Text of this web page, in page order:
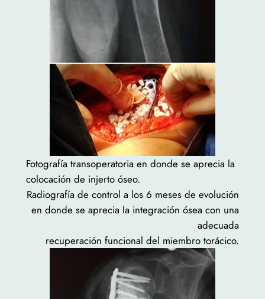
Fotografía transoperatoria en donde se aprecia la
colocación de injerto óseo.
Radiografía de control a los 6 meses de evolución
en donde se aprecia la integración ósea con una
adecuada
recuperación funcional del miembro torácico.